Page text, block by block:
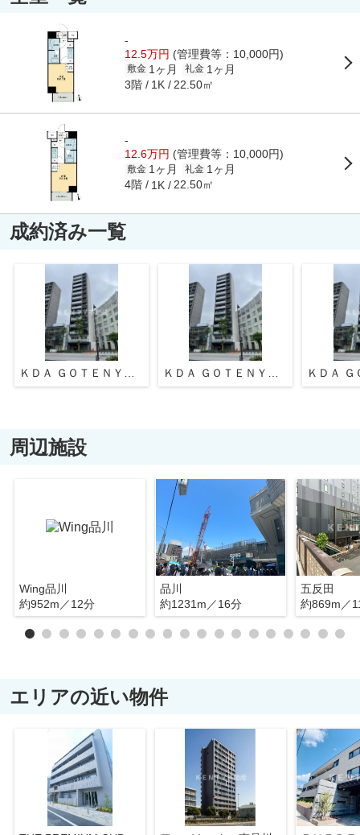
-
12.5万円 (管理費等：10,000円)
敷金 1ヶ月 礼金 1ヶ月
3階 1K 22.50㎡
-
12.6万円 (管理費等：10,000円)
敷金 1ヶ月 礼金 1ヶ月
4階 1K 22.50㎡
成約済み一覧
ＫＤＡ ＧＯＴＥＮＹＡＭＡ ＫＤＡ ＧＯＴＥＮＹＡＭＡ
周辺施設
Wing品川
約952m／12分
品川
約1231m／16分
五反田
約869m／
エリアの近い物件